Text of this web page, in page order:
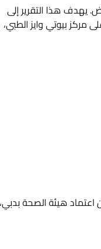
يهدف هذا التقرير إلى
بيوتي وايز الطبي،
اعتماد هيئة الصحة بدبي،